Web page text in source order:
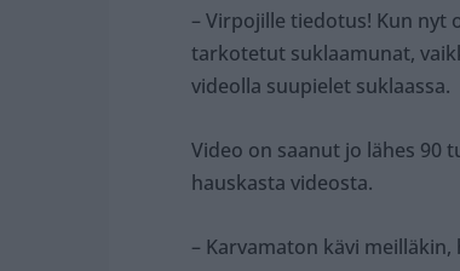
– Virpojille tiedotus! Kun nyt
tarkotetut suklaamunat,
videolla suupielet suklaassa.
Video on saanut jo lähes 90
hauskasta videosta.
– Karvamaton kävi meilläkin,